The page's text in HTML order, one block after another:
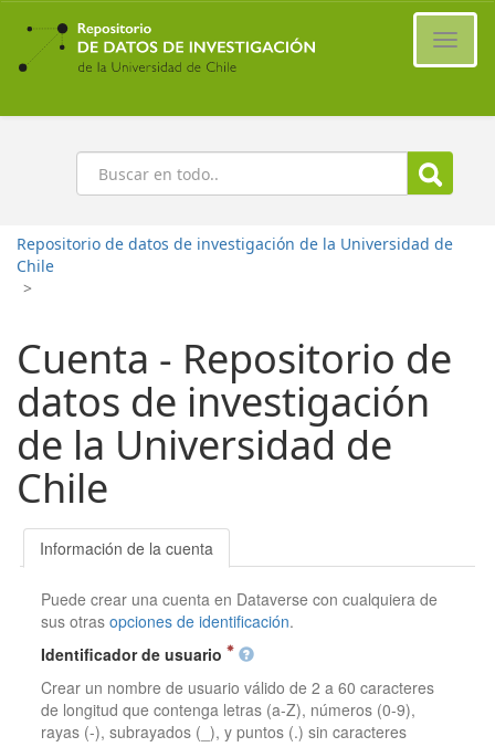
Ir
contenido
principal
Buscar
Repositorio de datos de investigación de la Universidad de
Chile
>
Cuenta - Repositorio de
datos de investigación
de la Universidad de
Chile
Información de la cuenta
Puede crear una cuenta en Dataverse con cualquiera de
sus otrasopciones de identificación.
Identificador de usuario
Crear un nombre de usuario válido de 2 a 60 caracteres
de longitud que contenga letras (a-Z), números (0-9),
rayas (-), subrayados (_), y puntos (.) sin caracteres